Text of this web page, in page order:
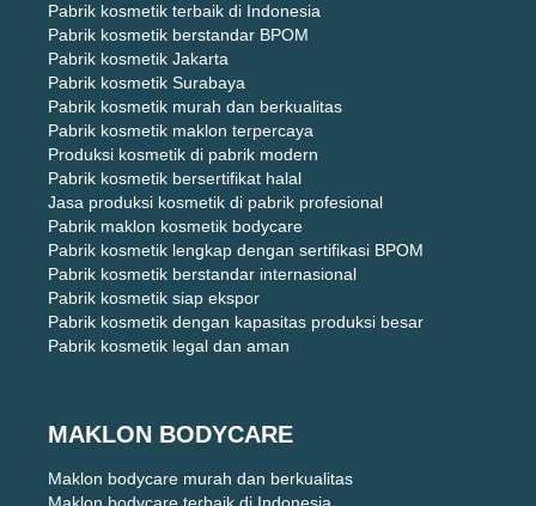
Pabrik kosmetik terbaik di Indonesia
Pabrik kosmetik berstandar BPOM
Pabrik kosmetik Jakarta
Pabrik kosmetik Surabaya
Pabrik kosmetik murah dan berkualitas
Pabrik kosmetik maklon terpercaya
Produksi kosmetik di pabrik modern
Pabrik kosmetik bersertifikat halal
Jasa produksi kosmetik di pabrik profesional
Pabrik maklon kosmetik bodycare
Pabrik kosmetik lengkap dengan sertifikasi BPOM
Pabrik kosmetik berstandar internasional
Pabrik kosmetik siap ekspor
Pabrik kosmetik dengan kapasitas produksi besar
Pabrik kosmetik legal dan aman
MAKLON BODYCARE
Maklon bodycare murah dan berkualitas